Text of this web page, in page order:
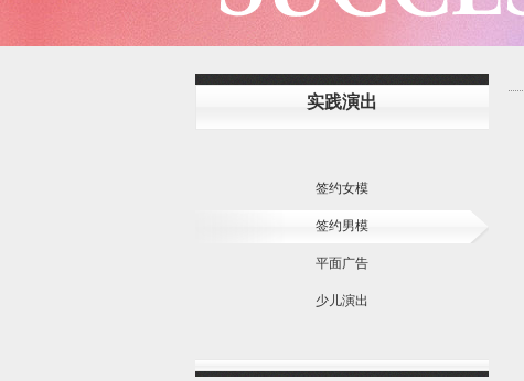
实践演出
签约女模
签约男模
平面广告
少儿演出